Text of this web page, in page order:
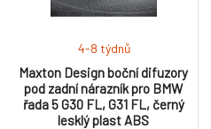
Maxton Design boční difuzory
pod zadní nárazník pro BMW
řada 5 G30 FL, G31 FL, černý
lesklý plast ABS
4-8 týdnů